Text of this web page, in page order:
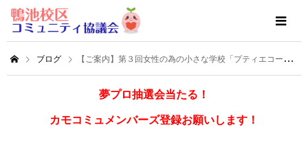
ブログ 【ご案内】第３回女性の為の小さな学校「プティエコール」
夢プロ抽選会当たる！
カモコミュメンバーズ登録お願いします！